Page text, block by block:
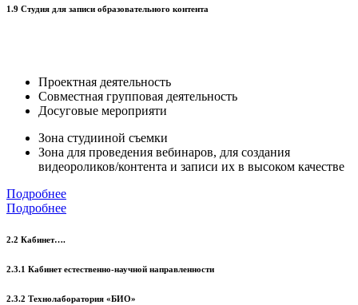
1.9 Студия для записи образовательного контента
Проектная деятельность
Совместная групповая деятельность
Досуговые мероприяти
Зона студииной съемки
Зона для проведения вебинаров, для создания
видеороликов/контента и записи их в высоком качестве
Подробнее
Подробнее
2.2 Кабинет….
2.3.1 Кабинет естественно-научной направленности
2.3.2 Технолаборатория «БИО»